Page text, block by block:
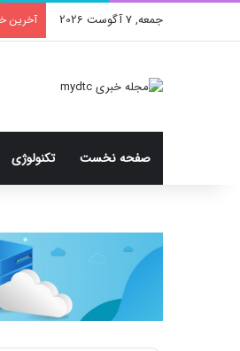
جمعه, 7 آگوست 2026 آخرین
صفحه نخست تکنولوژی